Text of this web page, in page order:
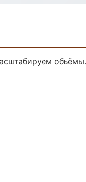
объёмы.